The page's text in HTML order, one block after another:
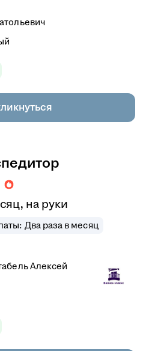
на руки
Два раза в месяц
Алексей